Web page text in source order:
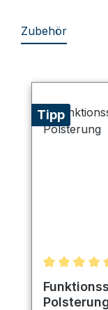
Zubehör
Tipp